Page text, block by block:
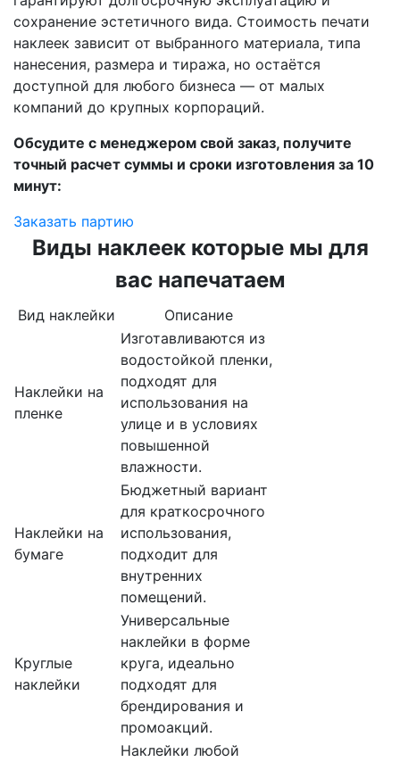
сохранение эстетичного вида. Стоимость печати
наклеек зависит от выбранного материала, типа
нанесения, размера и тиража, но остаётся
доступной для любого бизнеса — от малых
компаний до крупных корпораций.
Обсудите с менеджером свой заказ, получите
точный расчет суммы и сроки изготовления за 10
минут:
Заказать партию
Виды наклеек которые мы для
вас напечатаем
Вид наклейки Описание
Наклейки на
пленке
Изготавливаются из
водостойкой пленки,
подходят для
использования на
улице и в условиях
повышенной
влажности.
Наклейки на
бумаге
Бюджетный вариант
для краткосрочного
использования,
подходит для
внутренних
помещений.
Круглые
наклейки
Универсальные
наклейки в форме
круга, идеально
подходят для
брендирования и
промоакций.
Наклейки любой